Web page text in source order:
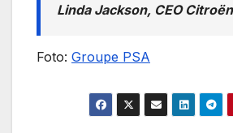
Linda Jackson, CEO Citroën
Foto: Groupe PSA